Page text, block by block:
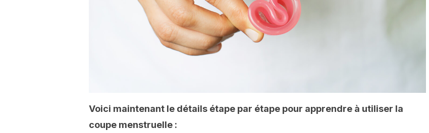
Voici maintenant le détails étape par étape pour apprendre à utiliser la
coupe menstruelle :